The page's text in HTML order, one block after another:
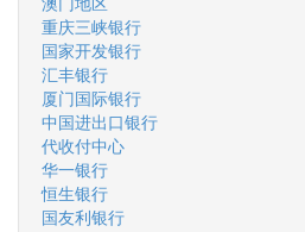
重庆三峡银行
国家开发银行
汇丰银行
厦门国际银行
中国进出口银行
代收付中心
华一银行
恒生银行
国友利银行